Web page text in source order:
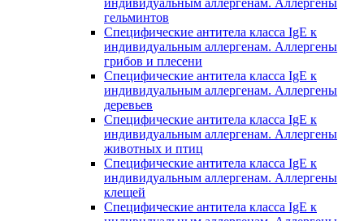
индивидуальным аллергенам. Аллергены
гельминтов
Специфические антитела класса IgE к
индивидуальным аллергенам. Аллергены
грибов и плесени
Специфические антитела класса IgE к
индивидуальным аллергенам. Аллергены
деревьев
Специфические антитела класса IgE к
индивидуальным аллергенам. Аллергены
животных и птиц
Специфические антитела класса IgE к
индивидуальным аллергенам. Аллергены
клещей
Специфические антитела класса IgE к